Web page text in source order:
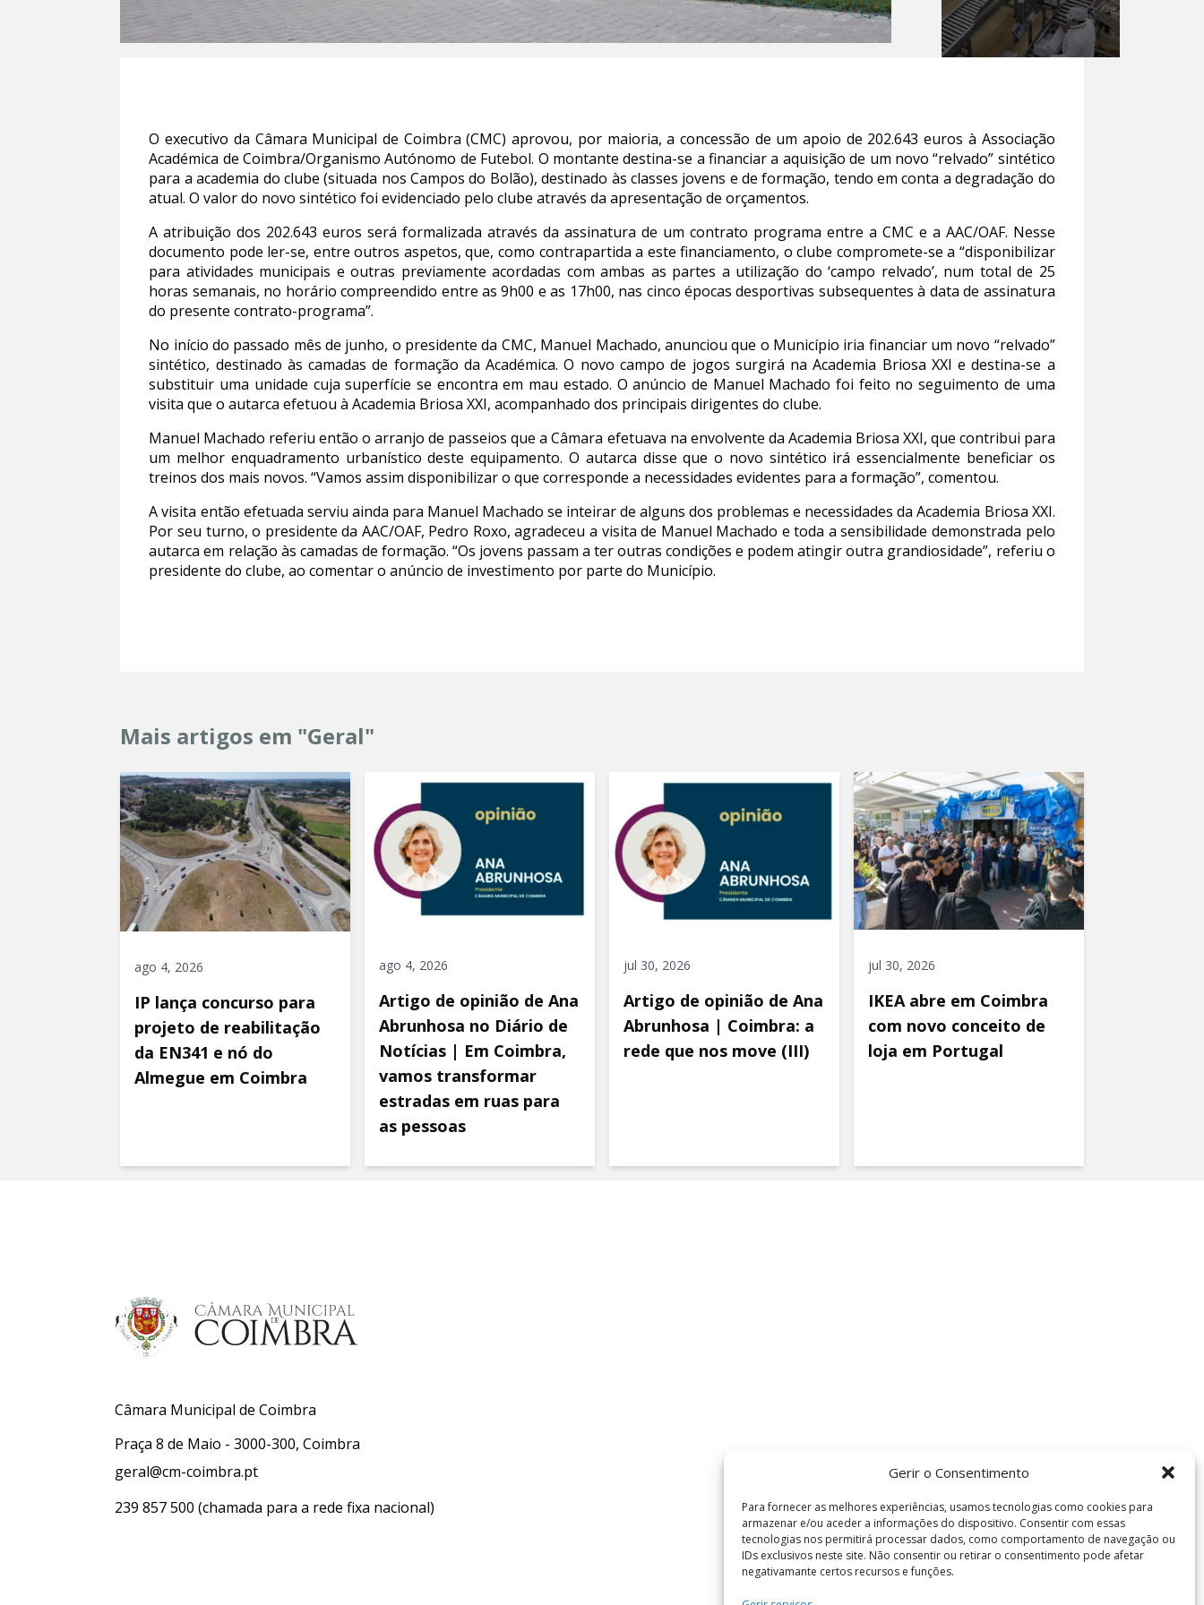
Gerir o Consentimento
Para fornecer as melhores experiências, usamos tecnologias como cookies para
armazenar e/ou aceder a informações do dispositivo. Consentir com essas
tecnologias nos permitirá processar dados, como comportamento de navegação ou
IDs exclusivos neste site. Não consentir ou retirar o consentimento pode afetar
negativamante certos recursos e funções.
O executivo da Câmara Municipal de Coimbra (CMC) aprovou, por maioria, a concessão de um apoio de 202.643 euros à Associação
Académica de Coimbra/Organismo Autónomo de Futebol. O montante destina-se a financiar a aquisição de um novo “relvado” sintético
para a academia do clube (situada nos Campos do Bolão), destinado às classes jovens e de formação, tendo em conta a degradação do
atual. O valor do novo sintético foi evidenciado pelo clube através da apresentação de orçamentos.
A atribuição dos 202.643 euros será formalizada através da assinatura de um contrato programa entre a CMC e a AAC/OAF. Nesse
documento pode ler-se, entre outros aspetos, que, como contrapartida a este financiamento, o clube compromete-se a “disponibilizar
para atividades municipais e outras previamente acordadas com ambas as partes a utilização do ‘campo relvado’, num total de 25
horas semanais, no horário compreendido entre as 9h00 e as 17h00, nas cinco épocas desportivas subsequentes à data de assinatura
do presente contrato-programa”.
No início do passado mês de junho, o presidente da CMC, Manuel Machado, anunciou que o Município iria financiar um novo “relvado”
sintético, destinado às camadas de formação da Académica. O novo campo de jogos surgirá na Academia Briosa XXI e destina-se a
substituir uma unidade cuja superfície se encontra em mau estado. O anúncio de Manuel Machado foi feito no seguimento de uma
visita que o autarca efetuou à Academia Briosa XXI, acompanhado dos principais dirigentes do clube.
Manuel Machado referiu então o arranjo de passeios que a Câmara efetuava na envolvente da Academia Briosa XXI, que contribui para
um melhor enquadramento urbanístico deste equipamento. O autarca disse que o novo sintético irá essencialmente beneficiar os
treinos dos mais novos. “Vamos assim disponibilizar o que corresponde a necessidades evidentes para a formação”, comentou.
A visita então efetuada serviu ainda para Manuel Machado se inteirar de alguns dos problemas e necessidades da Academia Briosa XXI.
Por seu turno, o presidente da AAC/OAF, Pedro Roxo, agradeceu a visita de Manuel Machado e toda a sensibilidade demonstrada pelo
autarca em relação às camadas de formação. “Os jovens passam a ter outras condições e podem atingir outra grandiosidade”, referiu o
presidente do clube, ao comentar o anúncio de investimento por parte do Município.
Mais artigos em "Geral"
ago 4, 2026
IP lança concurso para
projeto de reabilitação
da EN341 e nó do
Almegue em Coimbra
ago 4, 2026
Artigo de opinião de Ana
Abrunhosa no Diário de
Notícias | Em Coimbra,
vamos transformar
estradas em ruas para
as pessoas
jul 30, 2026
Artigo de opinião de Ana
Abrunhosa | Coimbra: a
rede que nos move (III)
jul 30, 2026
IKEA abre em Coimbra
com novo conceito de
loja em Portugal
Câmara Municipal de Coimbra
Praça 8 de Maio - 3000-300, Coimbra
geral@cm-coimbra.pt
239 857 500 (chamada para a rede fixa nacional)